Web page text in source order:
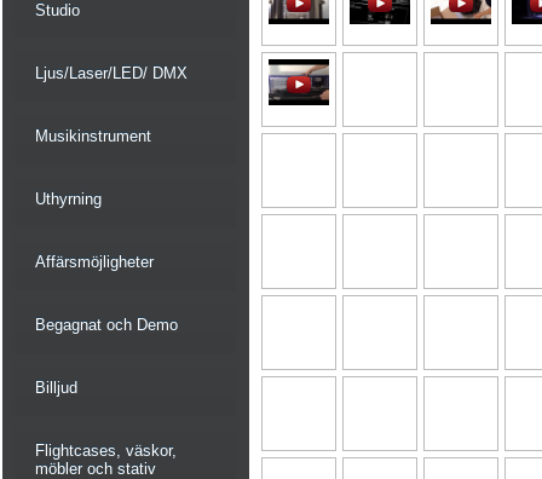
Studio
Ljus/Laser/LED/ DMX
Musikinstrument
Uthyrning
Affärsmöjligheter
Begagnat och Demo
Billjud
Flightcases, väskor,
möbler och stativ